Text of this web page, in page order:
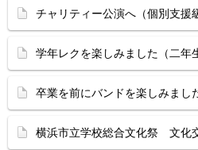
チャリティー公演へ（個別支
学年レクを楽しみました（二
卒業を前にバンドを楽しみま
横浜市立学校総合文化祭 文